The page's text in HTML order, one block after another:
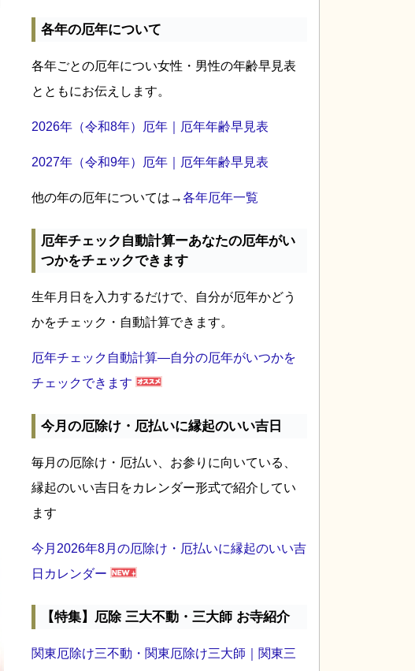
各年の厄年について
各年ごとの厄年につい女性・男性の年齢早見表
とともにお伝えします。
2026年（令和8年）厄年｜厄年年齢早見表
2027年（令和9年）厄年｜厄年年齢早見表
他の年の厄年については→各年厄年一覧
厄年チェック自動計算ーあなたの厄年がい
つかをチェックできます
生年月日を入力するだけで、自分が厄年かどう
かをチェック・自動計算できます。
厄年チェック自動計算―自分の厄年がいつかを
チェックできます
今月の厄除け・厄払いに縁起のいい吉日
毎月の厄除け・厄払い、お参りに向いている、
縁起のいい吉日をカレンダー形式で紹介してい
ます
今月2026年8月の厄除け・厄払いに縁起のいい吉
日カレンダー
【特集】厄除 三大不動・三大師 お寺紹介
関東厄除け三不動・関東厄除け三大師｜関東三